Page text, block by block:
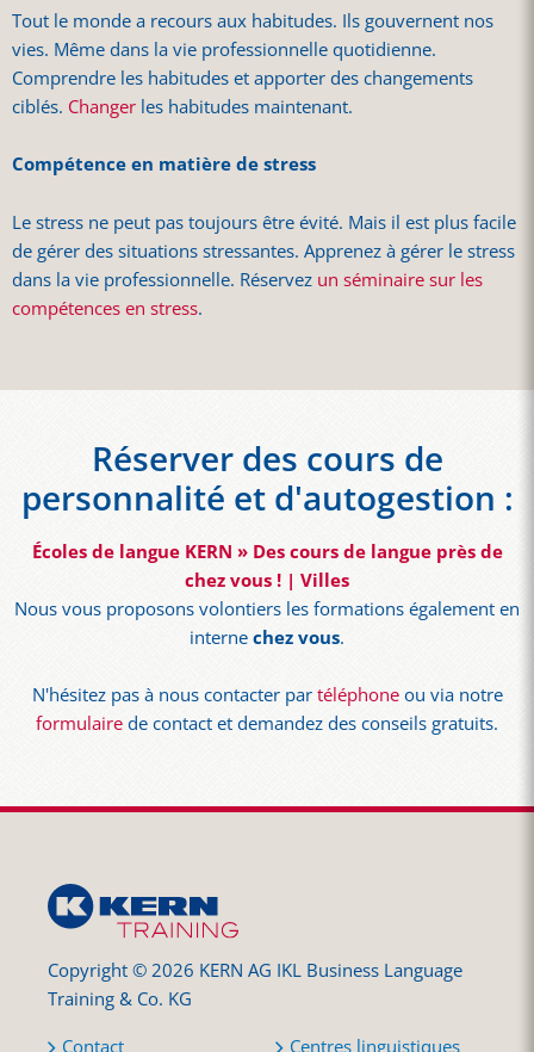
Tout le monde a recours aux habitudes. Ils gouvernent nos
vies. Même dans la vie professionnelle quotidienne.
Comprendre les habitudes et apporter des changements
ciblés. Changer les habitudes maintenant.
Compétence en matière de stress
Le stress ne peut pas toujours être évité. Mais il est plus facile
de gérer des situations stressantes. Apprenez à gérer le stress
dans la vie professionnelle. Réservez un séminaire sur les
compétences en stress.
Réserver des cours de
personnalité et d'autogestion :
Écoles de langue KERN » Des cours de langue près de
chez vous ! | Villes
Nous vous proposons volontiers les formations également en
internechez vous.
N'hésitez pas à nous contacter partéléphoneou via notre
formulairede contact et demandez des conseils gratuits.
Copyright © 2026 KERN AG IKL Business Language
Training & Co. KG
Contact
Centres linguistiques